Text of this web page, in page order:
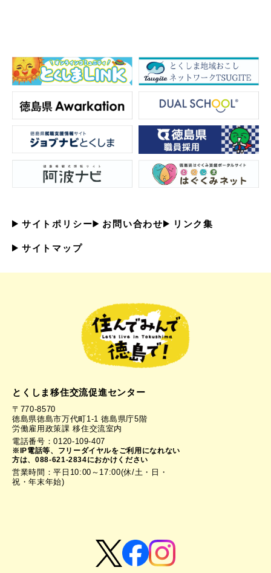
サイトポリシー お問い合わせ リンク集
サイトマップ
とくしま移住交流促進センター
〒770-8570
徳島県徳島市万代町1-1 徳島県庁5階
労働雇用政策課 移住交流室内
電話番号：0120-109-407
※IP電話等、フリーダイヤルをご利用になれない
方は、088-621-2834におかけください
営業時間：平日10:00～17:00(休/土・日・
祝・年末年始)